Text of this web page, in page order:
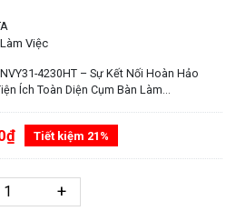
Việc
4230HT – Sự Kết Nối Hoàn Hảo
Ích Toàn Diện Cụm Bàn Làm...
Tiết kiệm 21%
+